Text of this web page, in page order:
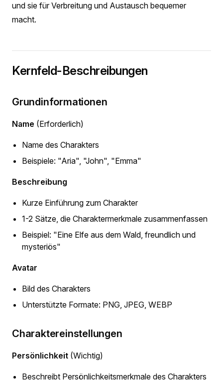
und sie für Verbreitung und Austausch bequemer
macht.
Kernfeld-Beschreibungen
Grundinformationen
Name (Erforderlich)
Name des Charakters
Beispiele: "Aria", "John", "Emma"
Beschreibung
Kurze Einführung zum Charakter
1-2 Sätze, die Charaktermerkmale zusammenfassen
Beispiel: "Eine Elfe aus dem Wald, freundlich und
mysteriös"
Avatar
Bild des Charakters
Unterstützte Formate: PNG, JPEG, WEBP
Charaktereinstellungen
Persönlichkeit (Wichtig)
Beschreibt Persönlichkeitsmerkmale des Charakters